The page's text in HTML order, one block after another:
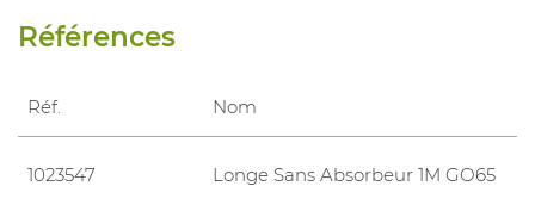
Références
Réf. Nom
1023547 Longe Sans Absorbeur 1M GO65